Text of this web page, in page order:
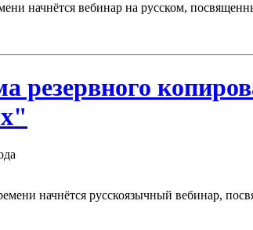
начнётся вебинар на русском,
резервного
начнётся русскоязычный вебинар,